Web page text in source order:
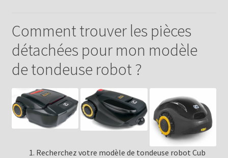
Comment trouver les pièces
détachées pour mon modèle
de tondeuse robot ?
Recherchez votre modèle de tondeuse robot Cub